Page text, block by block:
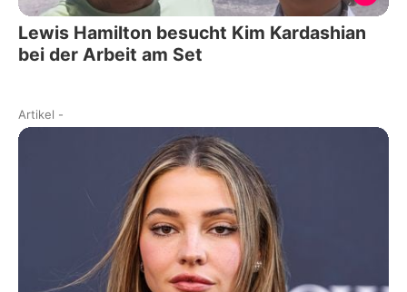
Lewis Hamilton besucht Kim Kardashian
bei der Arbeit am Set
Artikel -